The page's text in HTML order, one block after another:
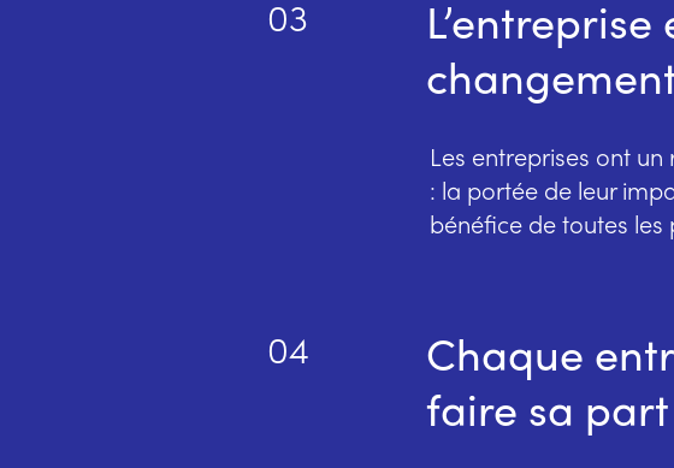
03
Les entreprises ont
: la portée de leur
bénéfice de toutes les
04
Chaque
faire sa part